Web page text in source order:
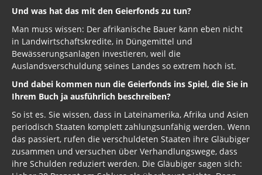
Und was hat das mit den Geierfonds zu tun?
Man muss wissen: Der afrikanische Bauer kann eben nicht
in Landwirtschaftskredite, in Düngemittel und
Bewässerungsanlagen investieren, weil die
Auslandsverschuldung seines Landes so extrem hoch ist.
Und dabei kommen nun die Geierfonds ins Spiel, die Sie in
Ihrem Buch ja ausführlich beschreiben?
So ist es. Sie wissen, dass in Lateinamerika, Afrika und Asien
periodisch Staaten komplett zahlungsunfähig werden. Wenn
das passiert, rufen die verschuldeten Staaten ihre Gläubiger
zusammen und versuchen über Verhandlungswege, dass
ihre Schulden reduziert werden. Die Gläubiger sagen sich: